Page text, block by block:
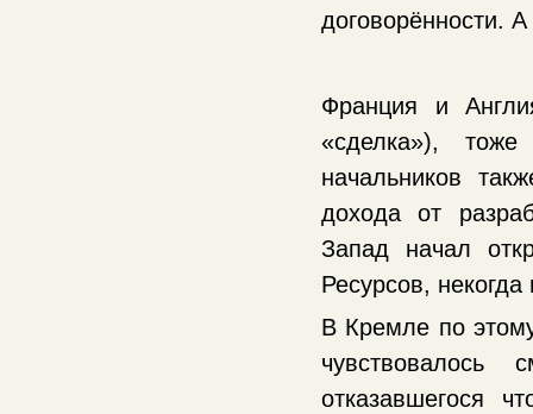
договорённости.
Франция и
«сделка»),
начальников
дохода от
Запад начал
Ресурсов,
В Кремле по
отказавшегося